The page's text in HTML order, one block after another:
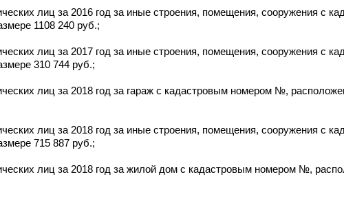
лиц за 2016 год за иные строения, помещения, сооружения с
1108 240 руб.;
лиц за 2017 год за иные строения, помещения, сооружения с
310 744 руб.;
лиц за 2018 год за гараж с кадастровым номером №,
лиц за 2018 год за иные строения, помещения, сооружения с
715 887 руб.;
лиц за 2018 год за жилой дом с кадастровым номером №,